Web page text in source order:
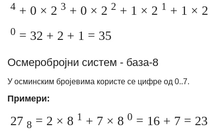
4 + 0 × 2 3 + 0 × 2 2 + 1 × 2 1 + 1 × 2
0 = 32 + 2 + 1 = 35
Осмеробројни систем - база-8
У осминским бројевима користе се цифре од 0..7.
Примери:
27 8 = 2 × 8 1 + 7 × 8 0 = 16 + 7 = 23